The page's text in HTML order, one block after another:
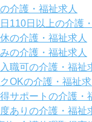
介護・福祉求人
110日以上の介護
の介護・福祉求人
の介護・福祉求人
職可の介護・福祉
OKの介護・福祉求
サポートの介護・
ありの介護・福祉